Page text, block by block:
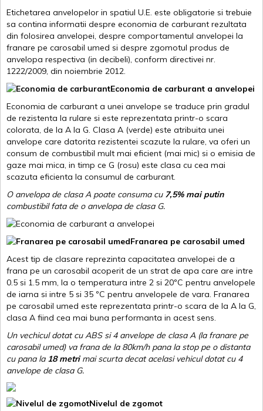
Etichetarea anvelopelor in spatiul U.E. este obligatorie si trebuie
sa contina informatii despre economia de carburant rezultata
din folosirea anvelopei, despre comportamentul anvelopei la
franare pe carosabil umed si despre zgomotul produs de
anvelopa respectiva (in decibeli), conform directivei nr.
1222/2009, din noiembrie 2012.
Economia de carburant a anvelopei
Economia de carburant a unei anvelope se traduce prin gradul
de rezistenta la rulare si este reprezentata printr-o scara
colorata, de la A la G. Clasa A (verde) este atribuita unei
anvelope care datorita rezistentei scazute la rulare, va oferi un
consum de combustibil mult mai eficient (mai mic) si o emisia de
gaze mai mica, in timp ce G (rosu) este clasa cu cea mai
scazuta eficienta la consumul de carburant.
O anvelopa de clasa A poate consuma cu 7,5% mai putin
combustibil fata de o anvelopa de clasa G.
Franarea pe carosabil umed
Acest tip de clasare reprezinta capacitatea anvelopei de a
frana pe un carosabil acoperit de un strat de apa care are intre
0.5 si 1.5 mm, la o temperatura intre 2 si 20ºC pentru anvelopele
de iarna si intre 5 si 35 ºC pentru anvelopele de vara. Franarea
pe carosabil umed este reprezentata printr-o scara de la A la G,
clasa A fiind cea mai buna performanta in acest sens.
Un vechicul dotat cu ABS si 4 anvelope de clasa A (la franare pe
carosabil umed) va frana de la 80km/h pana la stop pe o distanta
cu pana la 18 metrimai scurta decat acelasi vehicul dotat cu 4
anvelope de clasa G.
Nivelul de zgomot